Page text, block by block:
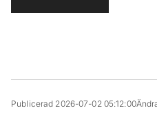
Publicerad 2026-07-02 05:12:00